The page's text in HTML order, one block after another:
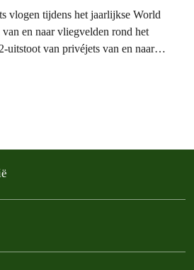
vlogen tijdens het jaarlijkse World
en naar vliegvelden rond het
uitstoot van privéjets van en naar